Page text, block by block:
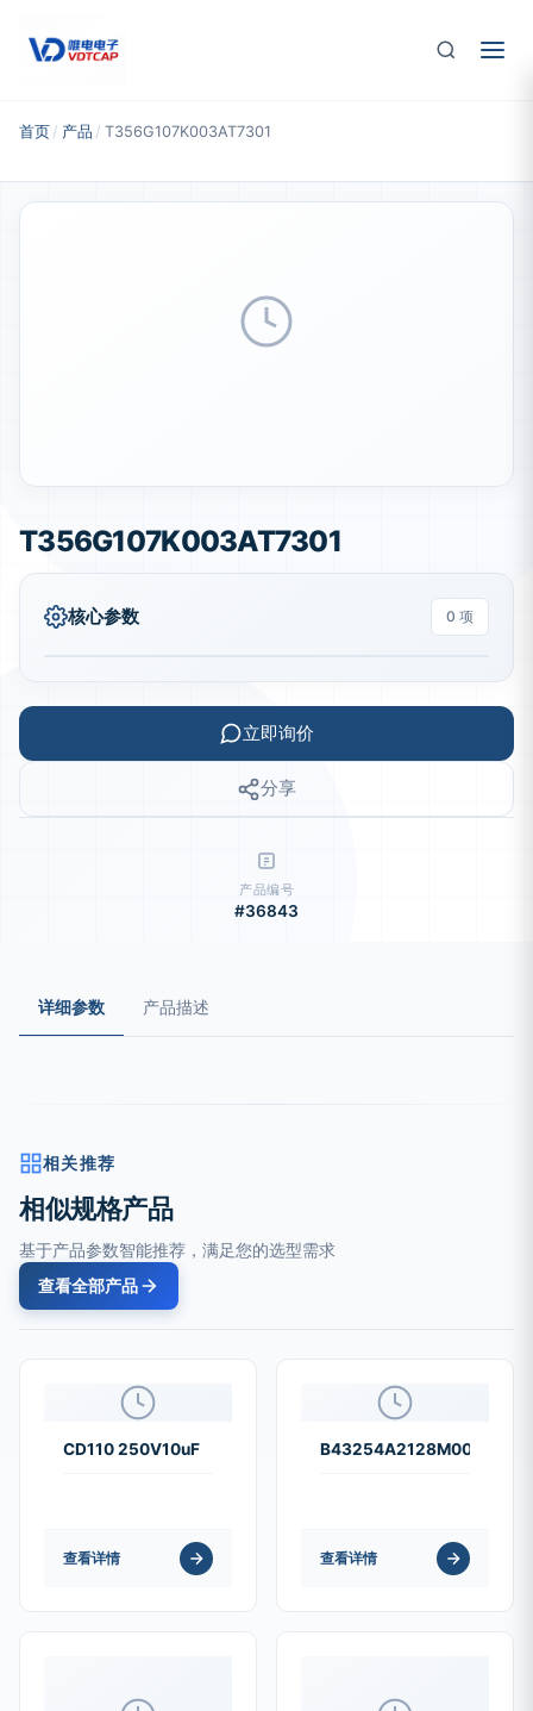
首页 / 产品 / T356G107K003AT7301
T356G107K003AT7301
核心参数 0 项
立即询价
分享
产品编号
#36843
详细参数 产品描述
相关推荐
相似规格产品
基于产品参数智能推荐，满足您的选型需求
查看全部产品
CD110 250V10uF
查看详情
B43254A2128M000
查看详情